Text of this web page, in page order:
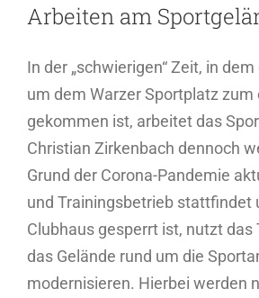
Arbeiten am
In der „schwierigen“ Zeit, in
um dem Warzer Sportplatz zum
gekommen ist, arbeitet das
Christian Zirkenbach dennoch
Grund der Corona-Pandemie
und Trainingsbetrieb stattfindet
Clubhaus gesperrt ist, nutzt das
das Gelände rund um die
modernisieren. Hierbei werden